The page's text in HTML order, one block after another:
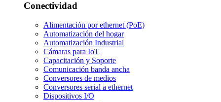
Conectividad
Alimentación por ethernet (PoE)
Automatización del hogar
Automatización Industrial
Cámaras para IoT
Capacitación y Soporte
Comunicación banda ancha
Conversores de medios
Conversores serial a ethernet
Dispositivos I/O